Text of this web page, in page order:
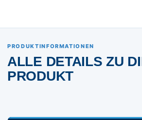
PRODUKTINFORMATIONEN
ALLE DETAILS ZU
PRODUKT